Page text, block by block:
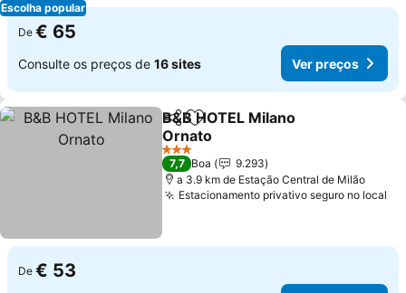
Escolha popular
De € 65
Consulte os preços de 16 sites Ver preços
PartilharAdicionar aos favoritos
B&B HOTEL Milano
Ornato
Ver preços
3 Estrelas
7,7 Boa
9.293
a 3.9 km de Estação Central de Milão
Estacionamento privativo seguro no local
De € 53